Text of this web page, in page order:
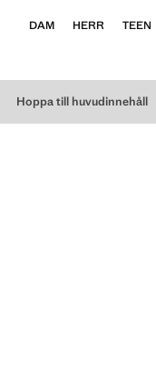
Hoppa till huvudinnehåll
DAM HERR TEEN